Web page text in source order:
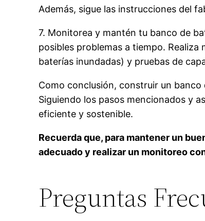
Además, sigue las instrucciones del
7. Monitorea y mantén tu banco de
posibles problemas a tiempo.
baterías inundadas) y pruebas de
Como conclusión, construir un
Siguiendo los pasos mencionados y
eficiente y sostenible.
Recuerda que, para mantener un
adecuado y realizar un monitoreo
Preguntas